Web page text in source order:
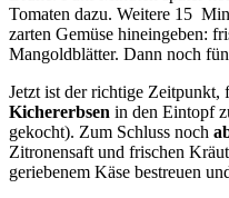
Tomaten dazu. Weitere 15
zarten Gemüse hineingeben:
Mangoldblätter. Dann noch
Jetzt ist der richtige Zeitpunkt,
Kichererbsen in den Eintopf
gekocht). Zum Schluss noch
Zitronensaft und frischen
geriebenem Käse bestreuen